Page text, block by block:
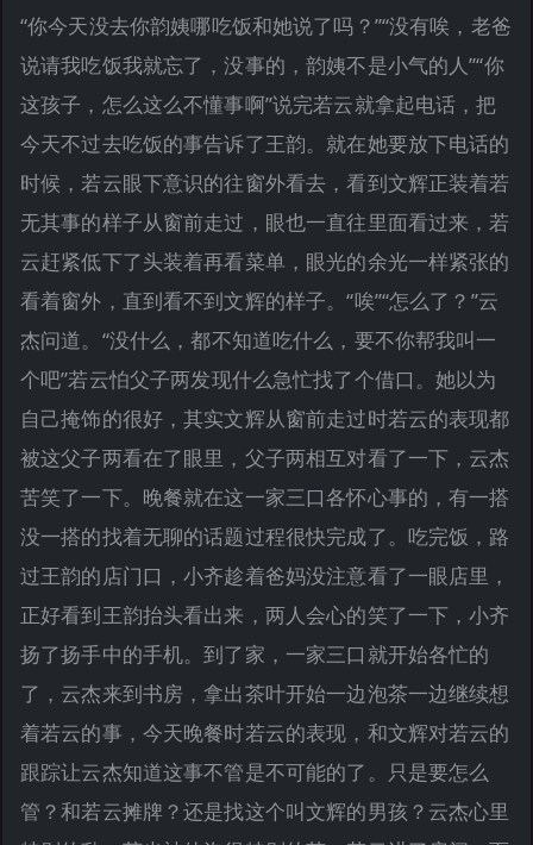
“你今天没去你韵姨哪吃饭和她说了吗？”“没有唉，老爸
说请我吃饭我就忘了，没事的，韵姨不是小气的人”“你
这孩子，怎么这么不懂事啊”说完若云就拿起电话，把
今天不过去吃饭的事告诉了王韵。就在她要放下电话的
时候，若云眼下意识的往窗外看去，看到文辉正装着若
无其事的样子从窗前走过，眼也一直往里面看过来，若
云赶紧低下了头装着再看菜单，眼光的余光一样紧张的
看着窗外，直到看不到文辉的样子。“唉”“怎么了？”云
杰问道。“没什么，都不知道吃什么，要不你帮我叫一
个吧”若云怕父子两发现什么急忙找了个借口。她以为
自己掩饰的很好，其实文辉从窗前走过时若云的表现都
被这父子两看在了眼里，父子两相互对看了一下，云杰
苦笑了一下。晚餐就在这一家三口各怀心事的，有一搭
没一搭的找着无聊的话题过程很快完成了。吃完饭，路
过王韵的店门口，小齐趁着爸妈没注意看了一眼店里，
正好看到王韵抬头看出来，两人会心的笑了一下，小齐
扬了扬手中的手机。到了家，一家三口就开始各忙的
了，云杰来到书房，拿出茶叶开始一边泡茶一边继续想
着若云的事，今天晚餐时若云的表现，和文辉对若云的
跟踪让云杰知道这事不管是不可能的了。只是要怎么
管？和若云摊牌？还是找这个叫文辉的男孩？云杰心里